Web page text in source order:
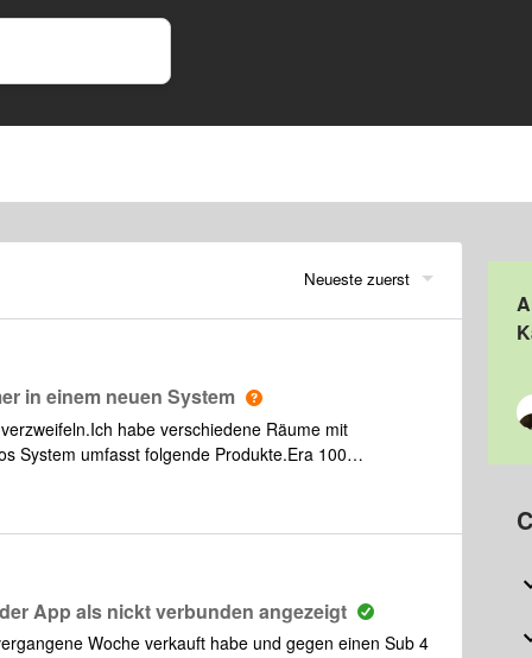
Neueste zuerst
in einem neuen System
habe verschiedene Räume mit
System umfasst folgende Produkte.Era 100
2Arc WohnzimmerSub WohnzimmerOne
One und Sub ein einem separaten System auf. Ich
Accesspoints auf einen reduziert.Ich komme
App als nickt verbunden angezeigt
Woche verkauft habe und gegen einen Sub 4